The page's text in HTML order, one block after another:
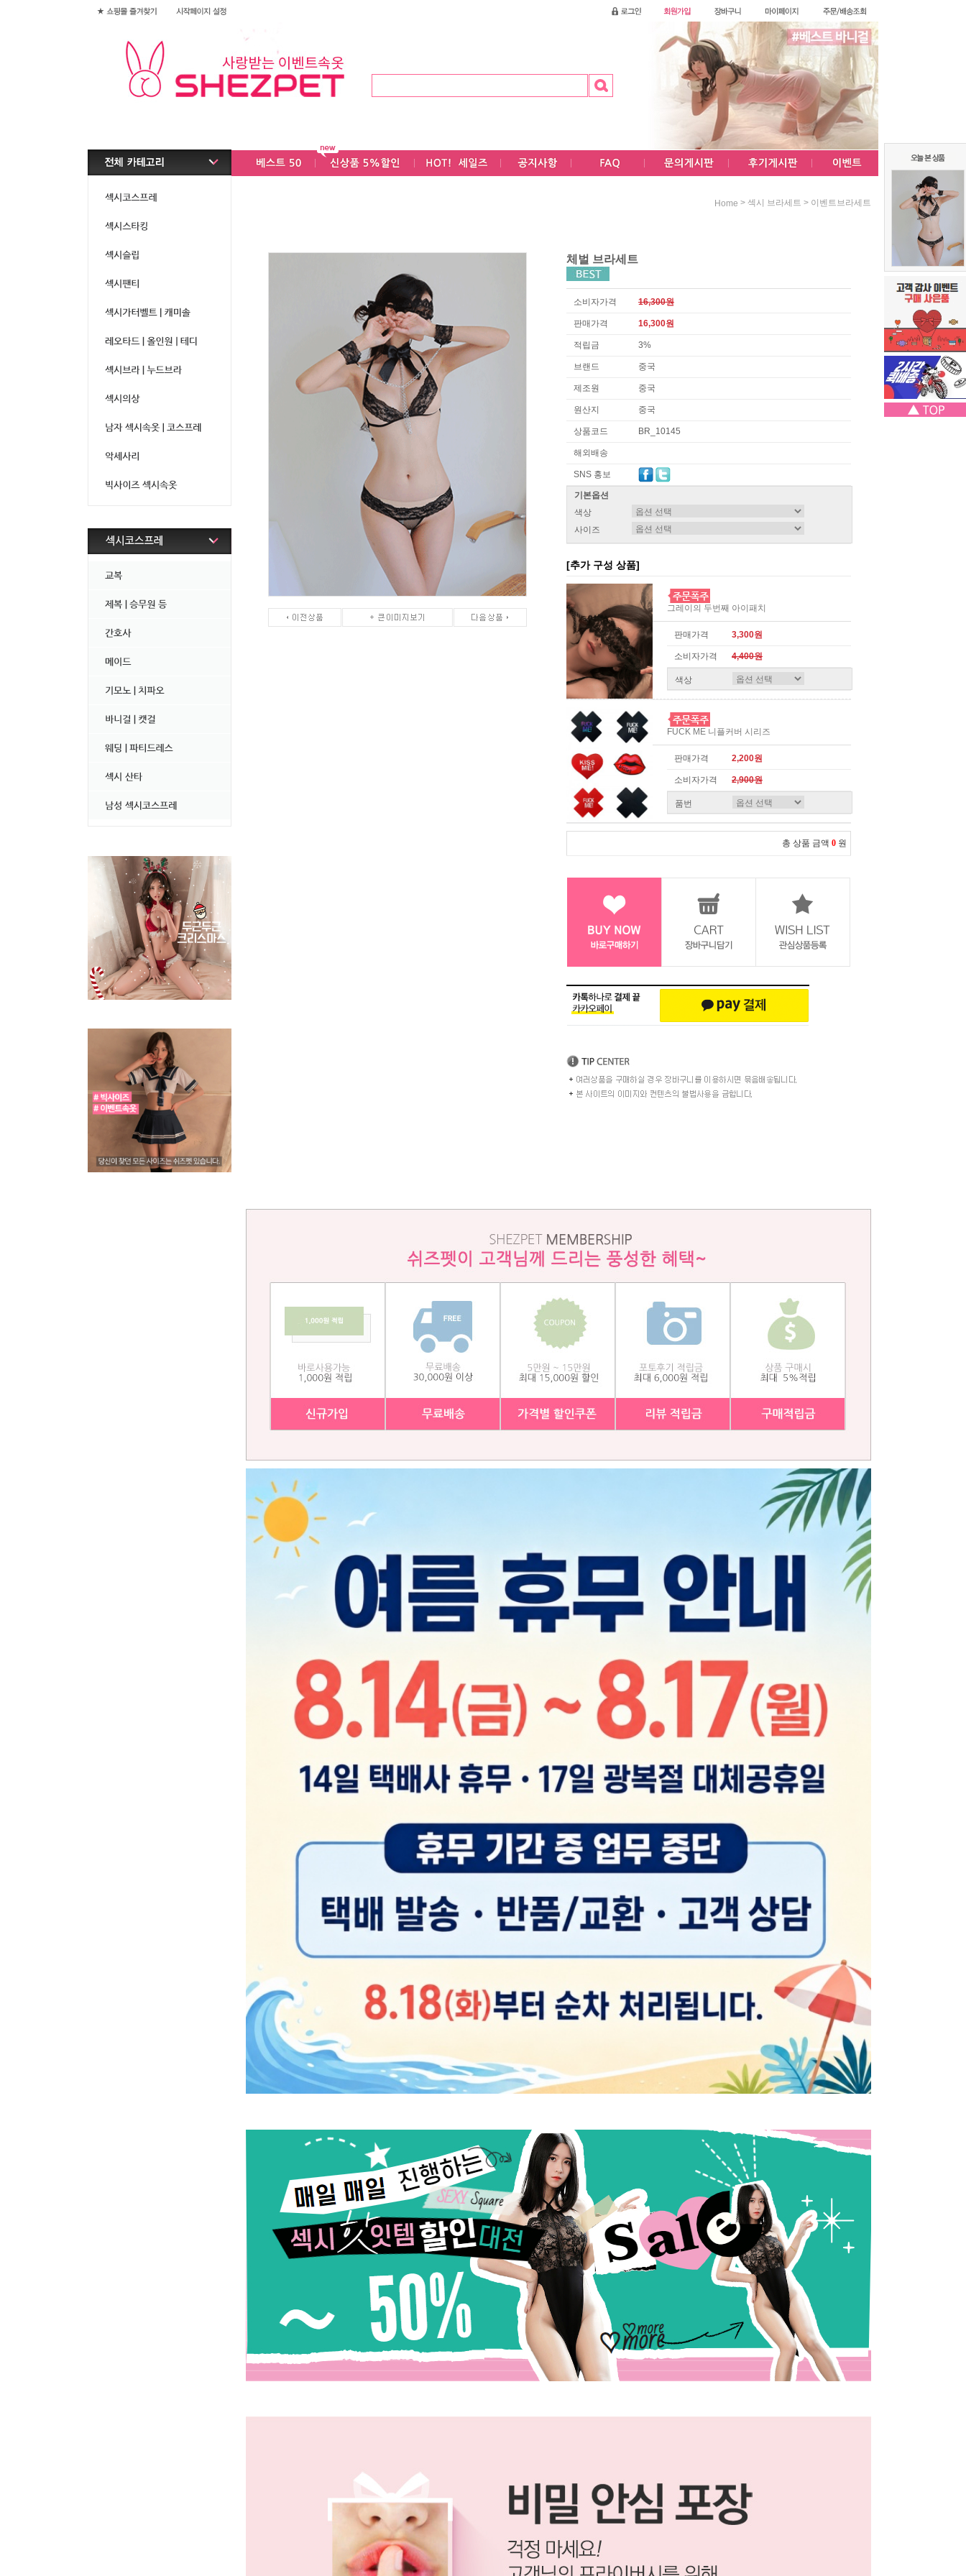
Home > 섹시 브라세트 > 이벤트브라세트
체벌 브라세트
소비자가격 16,300원
판매가격 16,300원
적립금 3%
브랜드 중국
제조원 중국
원산지 중국
상품코드 BR_10145
해외배송
SNS 홍보
기본옵션
색상
사이즈
[추가 구성 상품]
그레이의 두번째 아이패치
판매가격 3,300원
소비자가격 4,400원
색상
FUCK ME 니플커버 시리즈
판매가격 2,200원
소비자가격 2,900원
품번
총 상품 금액 0 원